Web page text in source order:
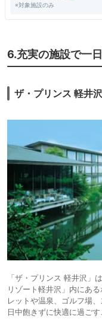
※対象施設のみ
6.充実の施設で一
ザ・プリンス 軽井沢
「ザ・プリンス 軽井沢」
リゾート軽井沢」内にあ
レットや温泉、ゴルフ場
日中飽きずに快適に過ごす